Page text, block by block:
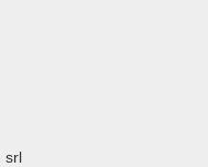
srl